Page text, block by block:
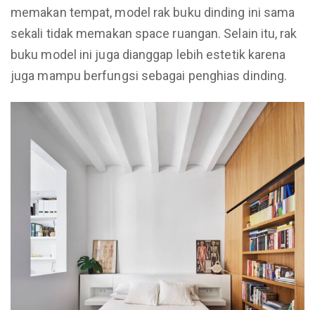
memakan tempat, model rak buku dinding ini sama
sekali tidak memakan space ruangan. Selain itu, rak
buku model ini juga dianggap lebih estetik karena
juga mampu berfungsi sebagai penghias dinding.